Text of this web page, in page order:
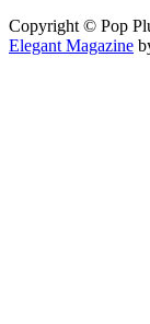
Copyright © Pop
Elegant Magazine